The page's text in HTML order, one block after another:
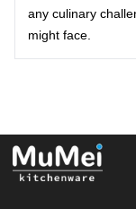
any culinary
might face.